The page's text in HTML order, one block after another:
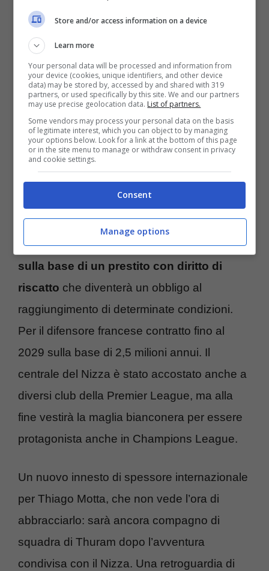
Una voglia pazzesca di essere sempre più
protagonisti in ottica futura. La Juventus
colpo: ecco l’affare sensazionale, l’intreccio
totale per arrivare alla chiusura immediata
dell’affare.
Come svelato dall’esperto di calciomercato,
Nicolò Schira, su XJean-Clair Todibo è
sempre più vicino alla Juventus dal Nizza
sulla base di un prestito con diritto di
riscatto che diventerà un obbligo al
raggiungimento di determinate condizioni.
Per il difensore francese contratto fino al
2029 sulla base di 2,5 milioni annui. Il
centrale del Nizza è stato accostato anche a
diversi club della Premier League, ma alla
fine vestirà la maglia bianconera per essere
protagonista anche in Champions League.
Un nuovo innesto di spessore internazionale
per Thiago Motta, che non vede l’ora di
abbracciarlo: sarà ancora compagno di
squadra di Thuram dopo l’avventura
condivisa con il Nizza. Una retroguardia di
Store and/or access information on a device
Learn more
Your personal data will be processed and information from
your device (cookies, unique identifiers, and other device
data) may be stored by, accessed by and shared with 319
partners, or used specifically by this site. We and our partners
may use precise geolocation data. List of partners.
Some vendors may process your personal data on the basis
of legitimate interest, which you can object to by managing
your options below. Look for a link at the bottom of this page
or in the site menu to manage or withdraw consent in privacy
and cookie settings.
Consent
Manage options